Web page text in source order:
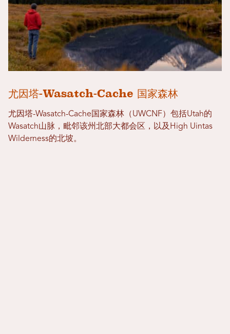
尤因塔-Wasatch-Cache 国家森林
尤因塔-Wasatch-Cache国家森林（UWCNF）包括Utah的
Wasatch山脉，毗邻该州北部大都会区，以及High Uintas
Wilderness的北坡。